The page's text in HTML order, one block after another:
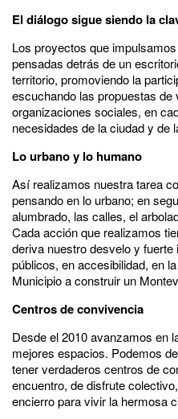
El diálogo sigue siendo la
Los proyectos que
pensadas detrás de un
territorio, promoviendo la
escuchando las propuestas
organizaciones sociales, en
necesidades de la ciudad y de
Lo urbano y lo humano
Así realizamos nuestra tarea
pensando en lo urbano; en
alumbrado, las calles, el
Cada acción que realizamos
deriva nuestro desvelo y
públicos, en accesibilidad, en
Municipio a construir un
Centros de convivencia
Desde el 2010 avanzamos en
mejores espacios. Podemos
tener verdaderos centros de
encuentro, de disfrute
encierro para vivir la hermosa